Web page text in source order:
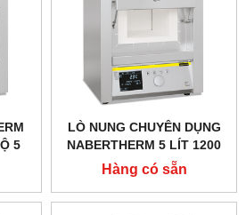
5
LÒ NUNG CHUYÊN DỤNG
NABERTHERM 5 LÍT 1200
ĐỘ, CỬA LẬT LÊN
Hàng có sẵn